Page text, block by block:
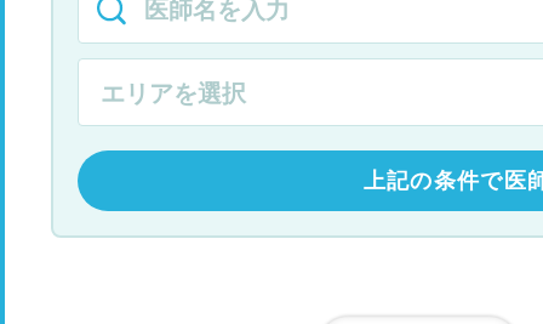
上記の条件で医